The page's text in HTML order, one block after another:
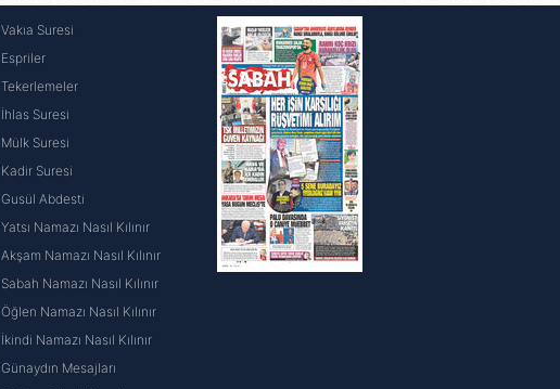
Vakıa Suresi
Espriler
Tekerlemeler
İhlas Suresi
Mülk Suresi
Kadir Suresi
Gusül Abdesti
Yatsı Namazı Nasıl Kılınır
Akşam Namazı Nasıl Kılınır
Sabah Namazı Nasıl Kılınır
Öğlen Namazı Nasıl Kılınır
İkindi Namazı Nasıl Kılınır
Günaydın Mesajları